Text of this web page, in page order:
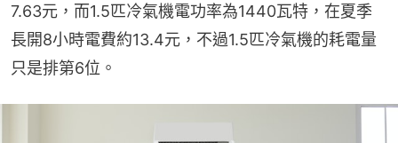
7.63元，而1.5匹冷氣機電功率為1440瓦特，在夏季
長開8小時電費約13.4元，不過1.5匹冷氣機的耗電量
只是排第6位。